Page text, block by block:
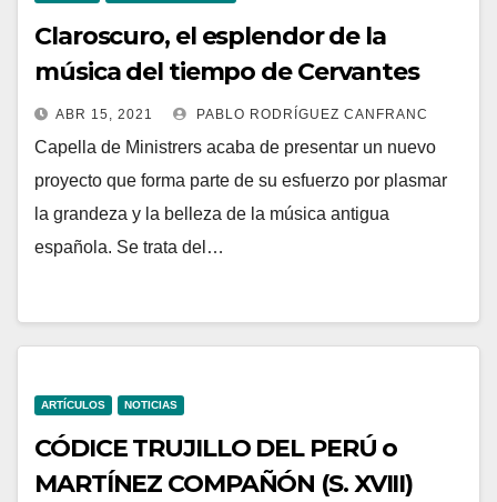
Claroscuro, el esplendor de la
música del tiempo de Cervantes
ABR 15, 2021 PABLO RODRÍGUEZ CANFRANC
Capella de Ministrers acaba de presentar un nuevo
proyecto que forma parte de su esfuerzo por plasmar
la grandeza y la belleza de la música antigua
española. Se trata del…
ARTÍCULOS NOTICIAS
CÓDICE TRUJILLO DEL PERÚ o
MARTÍNEZ COMPAÑÓN (S. XVIII)